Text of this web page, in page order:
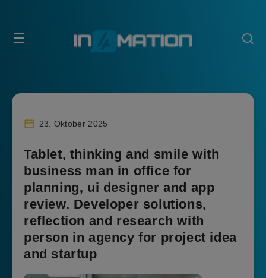
23. Oktober 2025
Tablet, thinking and smile with
business man in office for
planning, ui designer and app
review. Developer solutions,
reflection and research with
person in agency for project idea
and startup